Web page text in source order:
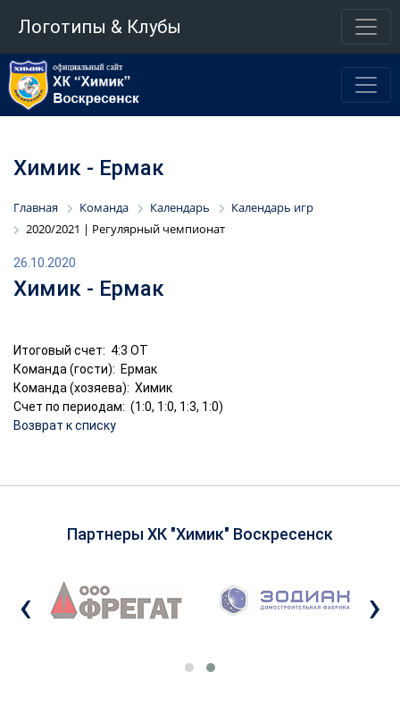
Логотипы & Клубы
Химик - Ермак
Главная Команда Календарь
Календарь игр
2020/2021 | Регулярный чемпионат
26.10.2020
Химик - Ермак
Итоговый счет: 4:3 ОТ
Команда (гости): Ермак
Команда (хозяева): Химик
Счет по периодам: (1:0, 1:0, 1:3, 1:0)
Возврат к списку
Партнеры ХК "Химик" Воскресенск
‹ ›